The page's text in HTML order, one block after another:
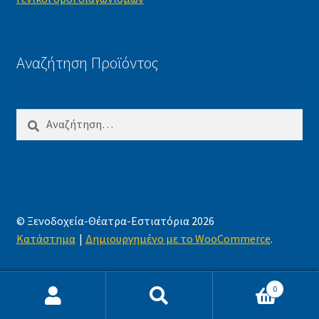
Αναζήτηση Προϊόντος
για:
© Ξενοδοχεία-Θέατρα-Εστιατόρια 2026
Κατάστημα
Δημιουργημένο με το WooCommerce.
Αναζήτηση
Αναζήτηση
0